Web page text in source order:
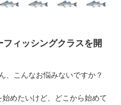
ィッシングクラスを開
、こんなお悩みないですか？
めたいけど、どこから始めて